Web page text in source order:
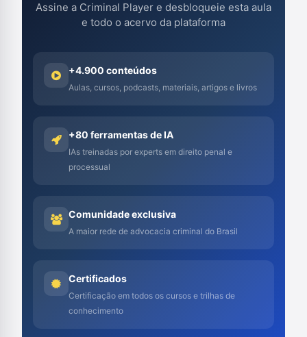
Assine a Criminal Player e desbloqueie esta aula
e todo o acervo da plataforma
+4.900 conteúdos
Aulas, cursos, podcasts, materiais, artigos e livros
+80 ferramentas de IA
IAs treinadas por experts em direito penal e
processual
Comunidade exclusiva
A maior rede de advocacia criminal do Brasil
Certificados
Certificação em todos os cursos e trilhas de
conhecimento